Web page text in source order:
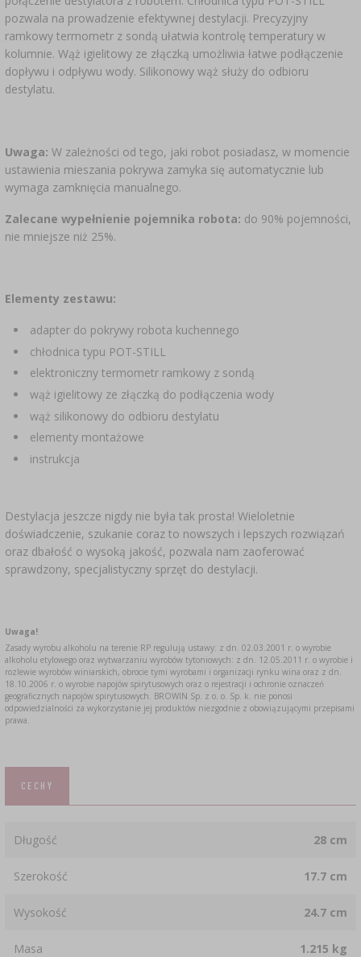
pozwala na prowadzenie efektywnej destylacji. Precyzyjny
ramkowy termometr z sondą ułatwia kontrolę temperatury w
kolumnie. Wąż igielitowy ze złączką umożliwia łatwe podłączenie
dopływu i odpływu wody. Silikonowy wąż służy do odbioru
destylatu.
Uwaga: W zależności od tego, jaki robot posiadasz, w momencie
ustawienia mieszania pokrywa zamyka się automatycznie lub
wymaga zamknięcia manualnego.
Zalecane wypełnienie pojemnika robota: do 90% pojemności,
nie mniejsze niż 25%.
Elementy zestawu:
adapter do pokrywy robota kuchennego
chłodnica typu POT-STILL
elektroniczny termometr ramkowy z sondą
wąż igielitowy ze złączką do podłączenia wody
wąż silikonowy do odbioru destylatu
elementy montażowe
instrukcja
Destylacja jeszcze nigdy nie była tak prosta! Wieloletnie
doświadczenie, szukanie coraz to nowszych i lepszych rozwiązań
oraz dbałość o wysoką jakość, pozwala nam zaoferować
sprawdzony, specjalistyczny sprzęt do destylacji.
Uwaga!
Zasady wyrobu alkoholu na terenie RP regulują ustawy: z dn. 02.03.2001 r. o wyrobie
alkoholu etylowego oraz wytwarzaniu wyrobów tytoniowych: z dn. 12.05.2011 r. o wyrobie i
rozlewie wyrobów winiarskich, obrocie tymi wyrobami i organizacji rynku wina oraz z dn.
18.10.2006 r. o wyrobie napojów spirytusowych oraz o rejestracji i ochronie oznaczeń
geograficznych napojów spirytusowych. BROWIN Sp. z o. o. Sp. k. nie ponosi
odpowiedzialności za wykorzystanie jej produktów niezgodnie z obowiązującymi przepisami
prawa.
CECHY
Długość 28 cm
Szerokość 17.7 cm
Wysokość 24.7 cm
Masa 1.215 kg